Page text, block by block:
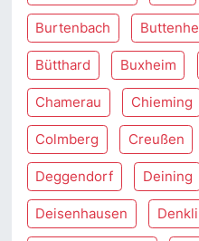
Burtenbach
Bütthard Buxheim
Chamerau Chieming
Colmberg Creußen
Deggendorf Deining
Deisenhausen